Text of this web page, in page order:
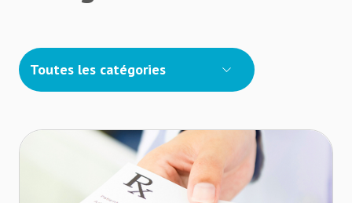
Toutes les catégories